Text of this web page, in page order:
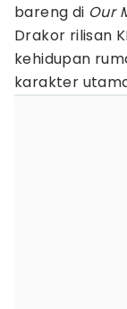
bareng di Our
Drakor rilisan
kehidupan
karakter